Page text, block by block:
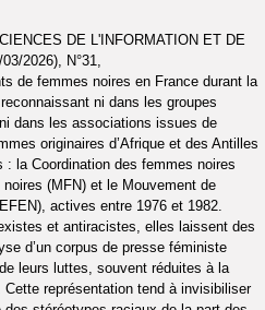
DE L'INFORMATION ET DE
2026), N°31,
de femmes noires en France durant la
ni dans les groupes
dans les associations issues de
originaires d’Afrique et des Antilles
la Coordination des femmes noires
(MFN) et le Mouvement de
actives entre 1976 et 1982.
et antiracistes, elles laissent des
d’un corpus de presse féministe
leurs luttes, souvent réduites à la
représentation tend à invisibiliser